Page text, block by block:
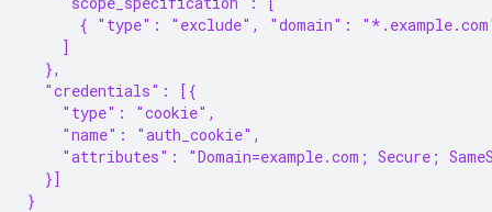
{ "type": "exclude", "domain":
    ]
  },
  "credentials": [{
    "type": "cookie",
    "name": "auth_cookie",
"attributes": "Domain=example.com; Secure;
  }]
}